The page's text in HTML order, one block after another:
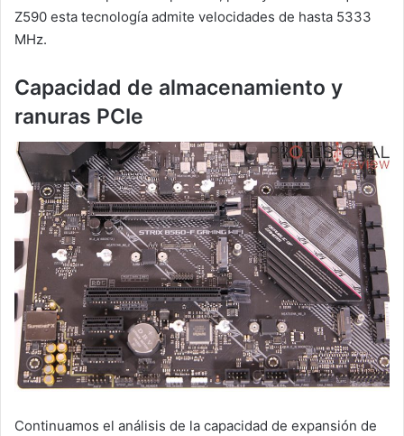
Z590 esta tecnología admite velocidades de hasta 5333
MHz.
Capacidad de almacenamiento y
ranuras PCIe
Continuamos el análisis de la capacidad de expansión de